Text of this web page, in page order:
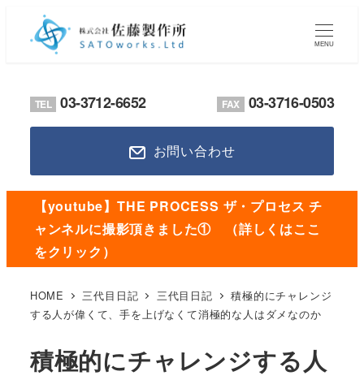
MENU
TEL 03-3712-6652 FAX 03-3716-0503
お問い合わせ
【youtube】THE PROCESS ザ・プロセス チ
ャンネルに撮影頂きました① （詳しくはここ
をクリック）
HOME 三代目日記 三代目日記
積極的にチャレンジ
する人が偉くて、手を上げなくて消極的な人はダメなのか
積極的にチャレンジする人